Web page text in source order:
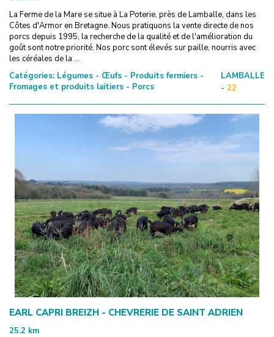
La Ferme de la Mare se situe à La Poterie, près de Lamballe, dans les
Côtes d'Armor en Bretagne. Nous pratiquons la vente directe de nos
porcs depuis 1995, la recherche de la qualité et de l'amélioration du
goût sont notre priorité. Nos porc sont élevés sur paille, nourris avec
les céréales de la ...
Catégories: Légumes - Œufs - Produits fermiers -
Fromages et produits laitiers - Porcs
LAMBALLE
- 22
EARL CAPRI BREIZH - CHEVRERIE DE SAINT ADRIEN
25.2 km